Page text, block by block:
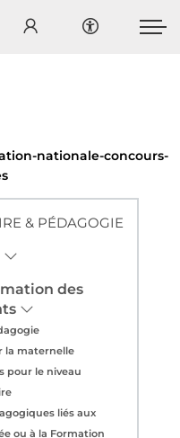
nationale-concours-
& PÉDAGOGIE
des
la maternelle
pour le niveau
liés aux
ou à la Formation